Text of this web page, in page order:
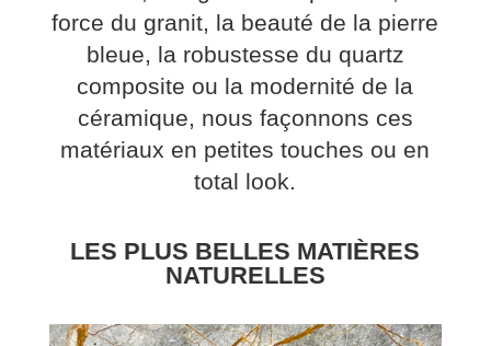
force du granit, la beauté de la pierre
bleue, la robustesse du quartz
composite ou la modernité de la
céramique, nous façonnons ces
matériaux en petites touches ou en
total look.
LES PLUS BELLES MATIÈRES
NATURELLES